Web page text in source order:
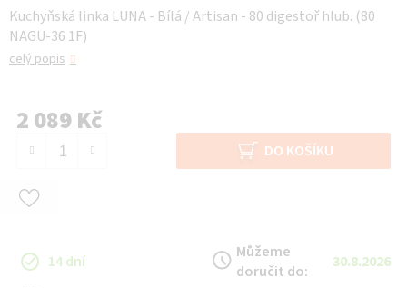
Kuchyňská linka LUNA - Bílá / Artisan - 80 digestoř hlub. (80
NAGU-36 1F)
celý popis
2 089 Kč
DO KOŠÍKU
14 dní
Můžeme
doručit do:
30.8.2026